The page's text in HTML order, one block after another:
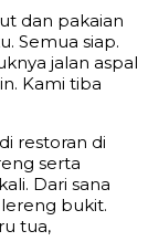
dan pakaian
Semua siap.
jalan aspal
Kami tiba
restoran di
serta
Dari sana
bukit.
tua,